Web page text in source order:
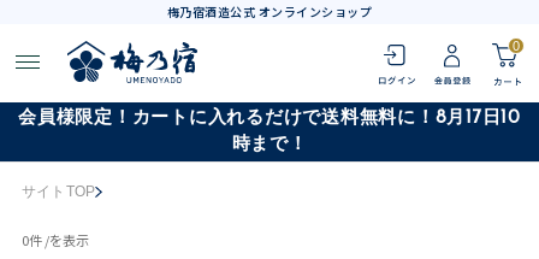
梅乃宿酒造公式 オンラインショップ
0
会員様限定！カートに入れるだけで送料無料に！8月17日10
時まで！
サイトTOP
0件 /を表示